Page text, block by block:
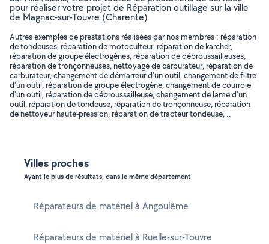
pour réaliser votre projet de Réparation outillage sur la ville
de Magnac-sur-Touvre (Charente)
Autres exemples de prestations réalisées par nos membres : réparation
de tondeuses, réparation de motoculteur, réparation de karcher,
réparation de groupe électrogènes, réparation de débroussailleuses,
réparation de tronçonneuses, nettoyage de carburateur, réparation de
carburateur, changement de démarreur d'un outil, changement de filtre
d'un outil, réparation de groupe électrogène, changement de courroie
d'un outil, réparation de débroussailleuse, changement de lame d'un
outil, réparation de tondeuse, réparation de tronçonneuse, réparation
de nettoyeur haute-pression, réparation de tracteur tondeuse, ..
Villes proches
Ayant le plus de résultats, dans le même département
Réparateurs de matériel à Angoulême
Réparateurs de matériel à Ruelle-sur-Touvre